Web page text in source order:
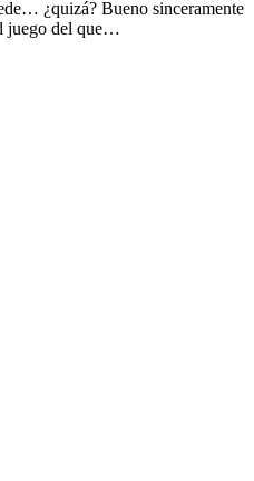
¿quizá? Bueno sinceramente
juego del que…